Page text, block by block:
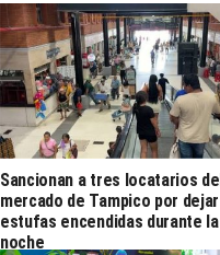
Sancionan a tres locatarios del
mercado de Tampico por dejar
estufas encendidas durante la
noche